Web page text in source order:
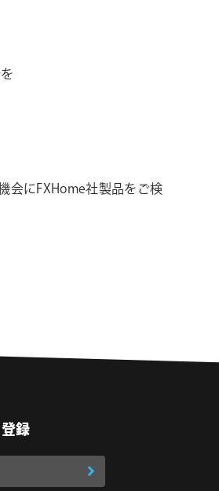
会にFXHome社製品をご検
録
登